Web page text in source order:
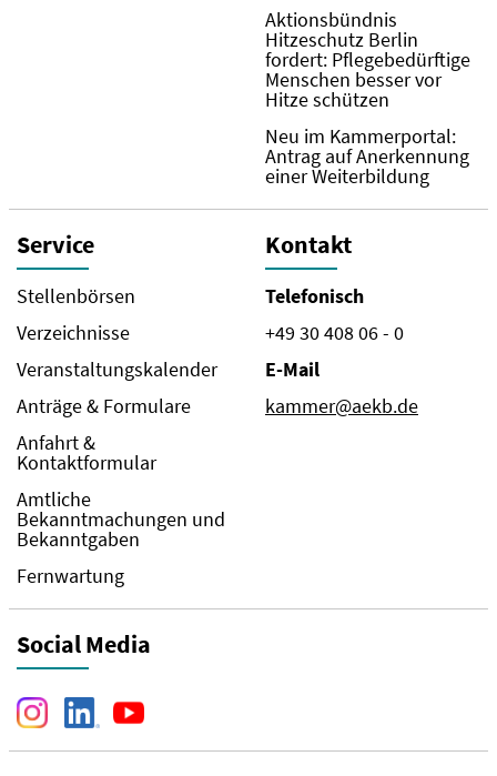
Aktionsbündnis
Hitzeschutz Berlin
fordert: Pflegebedürftige
Menschen besser vor
Hitze schützen
Neu im Kammerportal:
Antrag auf Anerkennung
einer Weiterbildung
Service
Stellenbörsen
Verzeichnisse
Veranstaltungskalender
Anträge & Formulare
Anfahrt &
Kontaktformular
Amtliche
Bekanntmachungen und
Bekanntgaben
Fernwartung
Kontakt
Telefonisch
+49 30 408 06 - 0
E-Mail
kammer@aekb.de
Social Media